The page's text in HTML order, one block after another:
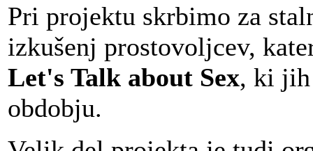
Pri projektu skrbimo za
izkušenj prostovoljcev,
Let's Talk about Sex, ki jih
obdobju.